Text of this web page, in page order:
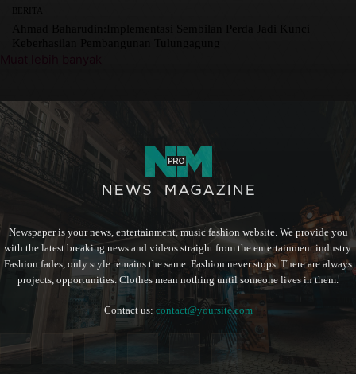
Newspaper is your news, entertainment, music fashion website. We provide you
with the latest breaking news and videos straight from the entertainment industry.
Fashion fades, only style remains the same. Fashion never stops. There are always
projects, opportunities. Clothes mean nothing until someone lives in them.
Contact us: contact@yoursite.com